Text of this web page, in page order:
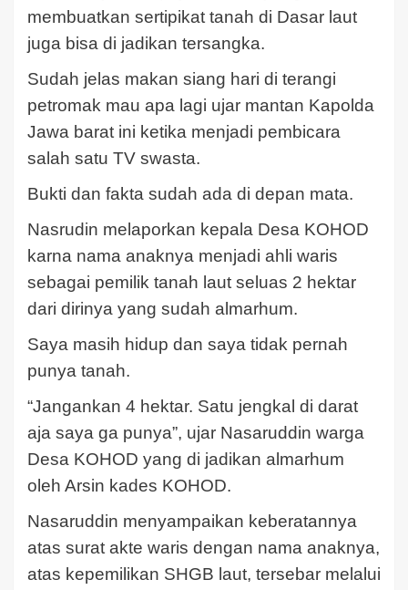
membuatkan sertipikat tanah di Dasar laut
juga bisa di jadikan tersangka.
Sudah jelas makan siang hari di terangi
petromak mau apa lagi ujar mantan Kapolda
Jawa barat ini ketika menjadi pembicara
salah satu TV swasta.
Bukti dan fakta sudah ada di depan mata.
Nasrudin melaporkan kepala Desa KOHOD
karna nama anaknya menjadi ahli waris
sebagai pemilik tanah laut seluas 2 hektar
dari dirinya yang sudah almarhum.
Saya masih hidup dan saya tidak pernah
punya tanah.
“Jangankan 4 hektar. Satu jengkal di darat
aja saya ga punya”, ujar Nasaruddin warga
Desa KOHOD yang di jadikan almarhum
oleh Arsin kades KOHOD.
Nasaruddin menyampaikan keberatannya
atas surat akte waris dengan nama anaknya,
atas kepemilikan SHGB laut, tersebar melalui